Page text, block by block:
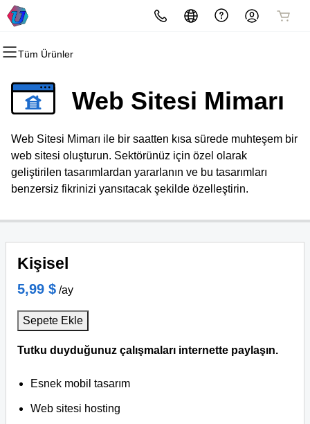
Tüm Ürünler
Tüm Ürünler
Alan Adı Kaydı
Toplu Kayıt
Alan Adı Transferi
Tüm Ürünler
Web Sitesi Mimarı
WordPress
Tüm Ürünler
cPanel
WordPress
Web Hosting Plus
Tüm Ürünler
Web Güvenliği
SSL
Yönetilebilir SSL Hizmeti
Tüm Ürünler
E-posta Pazarlama
SEO
Tüm Ürünler
Microsoft 365
Profesyonel E-posta
Web Sitesi Mimarı
Web Sitesi Mimarı ile bir saatten kısa sürede muhteşem bir
web sitesi oluşturun. Sektörünüz için özel olarak
geliştirilen tasarımlardan yararlanın ve bu tasarımları
benzersiz fikrinizi yansıtacak şekilde özelleştirin.
Kişisel
5,99 $ /ay
Sepete Ekle
Tutku duyduğunuz çalışmaları internette paylaşın.
Esnek mobil tasarım
Web sitesi hosting